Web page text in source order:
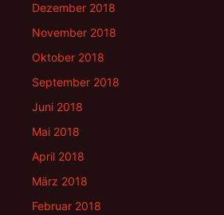
Dezember 2018
November 2018
Oktober 2018
September 2018
Juni 2018
Mai 2018
April 2018
März 2018
Februar 2018